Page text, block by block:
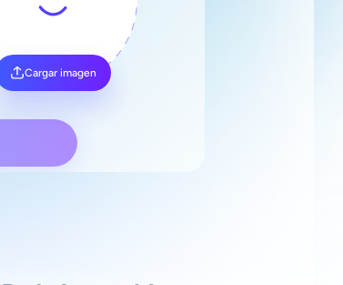
Cargar imagen